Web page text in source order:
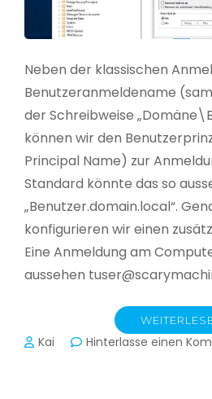
Neben der klassischen
Benutzeranmeldename
der Schreibweise
können wir den
Principal Name) zur
Standard könnte das so
„Benutzer.domain.local“.
konfigurieren wir einen
Eine Anmeldung am
aussehen
Kai Hinterlasse einen